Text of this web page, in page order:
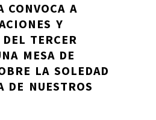
CONVOCA A
Y
TERCER
MESA DE
LA SOLEDAD
DE NUESTROS